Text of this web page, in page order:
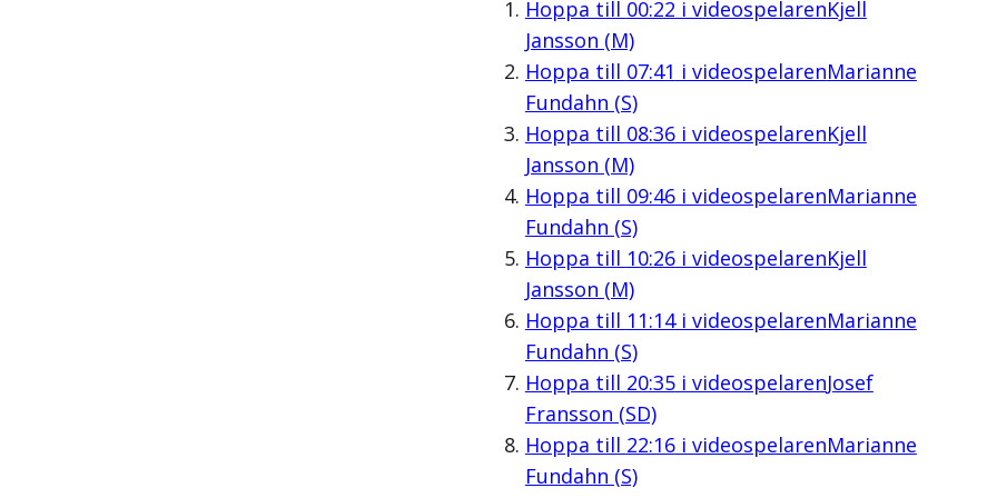
Hoppa till 00:22 i videospelarenKjell
Jansson (M)
Hoppa till 07:41 i videospelarenMarianne
Fundahn (S)
Hoppa till 08:36i videospelarenKjell
Jansson (M)
Hoppa till 09:46i videospelarenMarianne
Fundahn (S)
Hoppa till 10:26i videospelarenKjell
Jansson (M)
Hoppa till 11:14i videospelarenMarianne
Fundahn (S)
Hoppa till 20:35i videospelarenJosef
Fransson (SD)
Hoppa till 22:16i videospelarenMarianne
Fundahn (S)